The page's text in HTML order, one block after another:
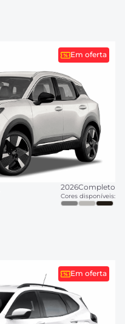
Em oferta
2026Completo
Cores disponíveis:
Em oferta